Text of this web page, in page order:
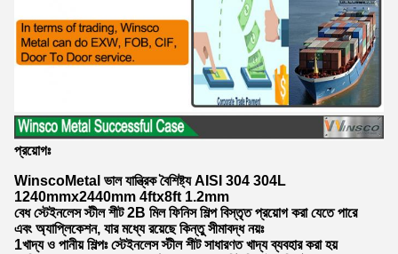
প্রয়োগঃ
WinscoMetal ভাল যান্ত্রিক বৈশিষ্ট্য AISI 304 304L
1240mmx2440mm 4ftx8ft 1.2mm
বেধ স্টেইনলেস স্টীল শীট 2B মিল ফিনিস শিল্প বিস্তৃত প্রয়োগ করা যেতে পারে
এবং অ্যাপ্লিকেশন, যার মধ্যে রয়েছে কিন্তু সীমাবদ্ধ নয়ঃ
1খাদ্য ও পানীয় শিল্পঃ স্টেইনলেস স্টীল শীট সাধারণত খাদ্য ব্যবহার করা হয়